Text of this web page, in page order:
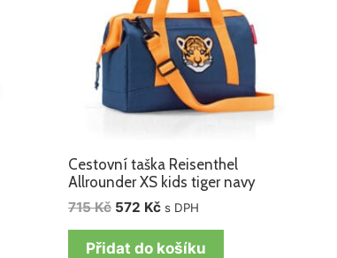
Cestovní taška Reisenthel
Allrounder XS kids tiger navy
715Kč 572 Kč s DPH
Přidat do košíku